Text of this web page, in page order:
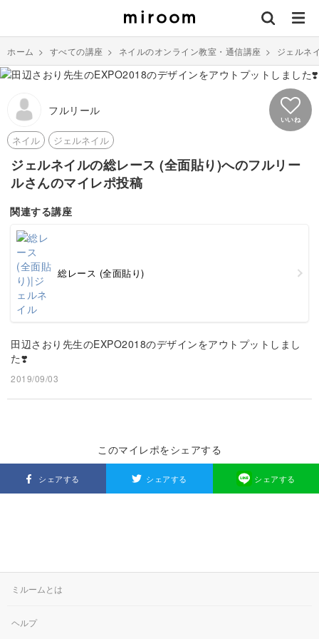
ホーム > すべての講座 > ネイルのオンライン教室・通信講座 > ジェルネ
フルリール
いいね
ネイル ジェルネイル
ジェルネイルの総レース (全面貼り)へのフルリー
ルさんのマイレポ投稿
関連する講座
総レース (全面貼り)
田辺さおり先生のEXPO2018のデザインをアウトプットしまし
た❣️
2019/09/03
このマイレポをシェアする
シェアする シェアする シェアする
ミルームとは
ヘルプ